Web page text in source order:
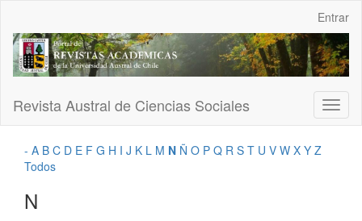
Contenido
principal
Barra
Entrar
Revista Austral de Ciencias Sociales
- A B C D E F G H I J K L M N Ñ O P Q R S T U V W X Y Z
Todos
N